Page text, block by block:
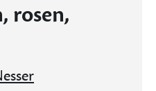
rosen,